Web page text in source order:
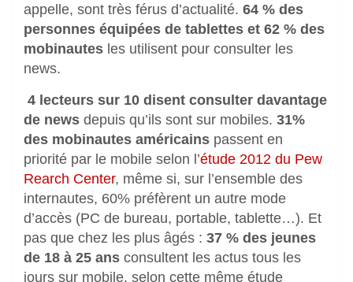
appelle, sont très férus d’actualité. 64 % des
personnes équipées de tablettes et 62 % des
mobinautes les utilisent pour consulter les
news.
4 lecteurs sur 10 disent consulter davantage
de news depuis qu’ils sont sur mobiles. 31%
des mobinautes américains passent en
priorité par le mobile selon l’étude 2012 du Pew
Rearch Center, même si, sur l’ensemble des
internautes, 60% préfèrent un autre mode
d’accès (PC de bureau, portable, tablette…). Et
pas que chez les plus âgés : 37 % des jeunes
de 18 à 25 ans consultent les actus tous les
jours sur mobile, selon cette même étude